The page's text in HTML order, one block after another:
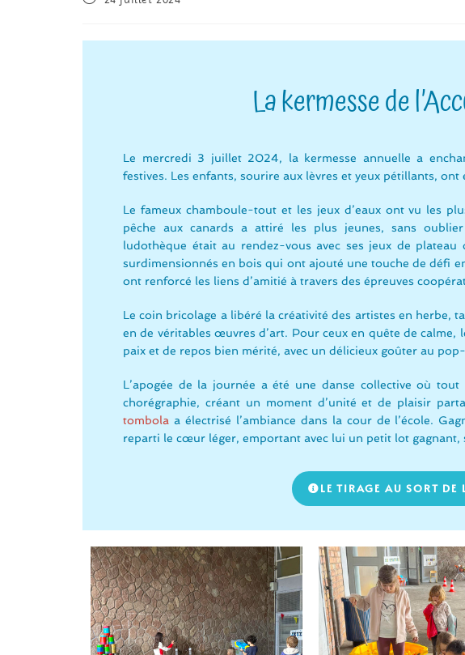
La kermesse de
Le mercredi 3 juillet 2024, la kermesse annuelle a
festives. Les enfants, sourire aux lèvres et yeux pétillants,
Le fameux chamboule-tout et les jeux d’eaux ont vu les
pêche aux canards a attiré les plus jeunes, sans
ludothèque était au rendez-vous avec ses jeux de
surdimensionnés en bois qui ont ajouté une touche de défi
ont renforcé les liens d’amitié à travers des épreuves
Le coin bricolage a libéré la créativité des artistes en herbe,
en de véritables œuvres d’art. Pour ceux en quête de
paix et de repos bien mérité, avec un délicieux goûter au
L’apogée de la journée a été une danse collective où
chorégraphie, créant un moment d’unité et de plaisir
tombola a électrisé l’ambiance dans la cour de l’école.
reparti le cœur léger, emportant avec lui un petit lot gagnant,
LE TIRAGE AU SORT DE